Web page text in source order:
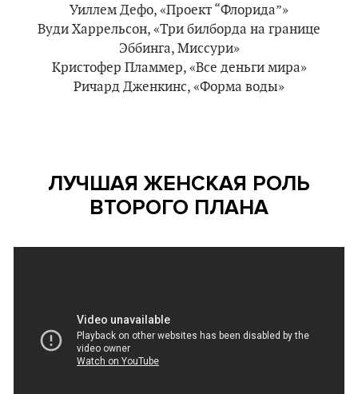
Уиллем Дефо, «Проект “Флорида”»
Вуди Харрельсон, «Три билборда на границе
Эббинга, Миссури»
Кристофер Пламмер, «Все деньги мира»
Ричард Дженкинс, «Форма воды»
ЛУЧШАЯ ЖЕНСКАЯ РОЛЬ
ВТОРОГО ПЛАНА